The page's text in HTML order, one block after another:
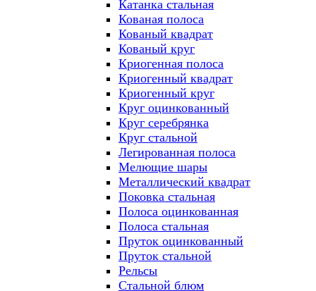
Катанка стальная
Кованая полоса
Кованый квадрат
Кованый круг
Криогенная полоса
Криогенный квадрат
Криогенный круг
Круг оцинкованный
Круг серебрянка
Круг стальной
Легированная полоса
Мелющие шары
Металлический квадрат
Поковка стальная
Полоса оцинкованная
Полоса стальная
Пруток оцинкованный
Пруток стальной
Рельсы
Стальной блюм